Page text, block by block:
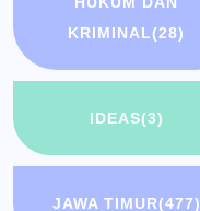
KRIMINAL(28)
IDEAS(3)
JAWA TIMUR(477)